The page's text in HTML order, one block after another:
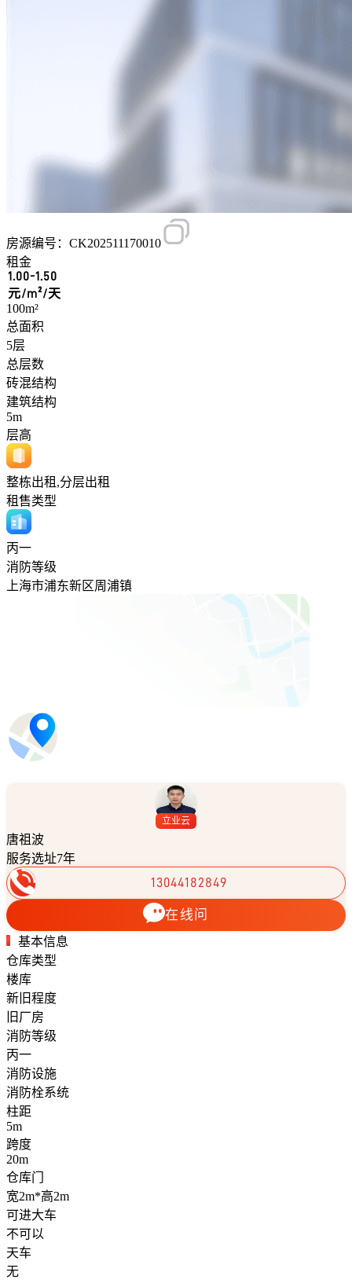
房源编号：CK202511170010
租金
1.00-1.50
元/m²/天
100m²
总面积
5层
总层数
砖混结构
建筑结构
5m
层高
整栋出租,分层出租
租售类型
丙一
消防等级
上海市浦东新区周浦镇
立业云
唐祖波
服务选址7年
13044182849
在线问
基本信息
仓库类型
楼库
新旧程度
旧厂房
消防等级
丙一
消防设施
消防栓系统
柱距
5m
跨度
20m
仓库门
宽2m*高2m
可进大车
不可以
天车
无